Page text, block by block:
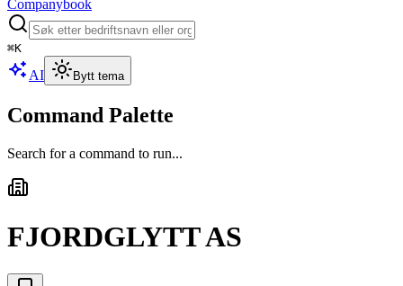
Companybook
⌘K
AI Bytt tema
Command Palette
Search for a command to run...
FJORDGLYTT AS